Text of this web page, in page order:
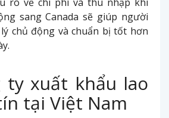
sang Canada sẽ giúp người
chủ động và chuẩn bị tốt hơn
ty xuất khẩu lao
tại Việt Nam